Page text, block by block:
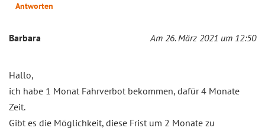
Antworten
Barbara Am 26. März 2021 um 12:50
Hallo,
ich habe 1 Monat Fahrverbot bekommen, dafür 4 Monate
Zeit.
Gibt es die Möglichkeit, diese Frist um 2 Monate zu